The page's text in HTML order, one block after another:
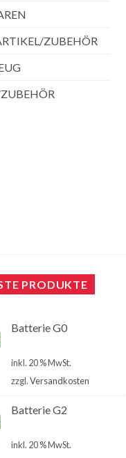
ZUBEHÖR
Metallbügel für Haushalt
PRODUKTE
Batterie G0
inkl. 20 % MwSt.
zzgl.Versandkosten
Batterie G2
inkl. 20 % MwSt.